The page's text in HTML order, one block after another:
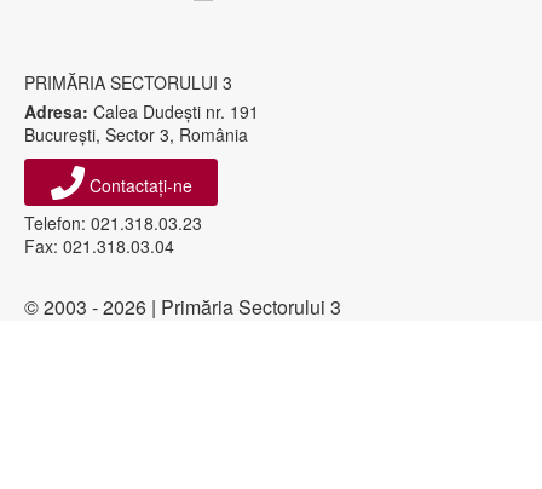
PRIMĂRIA SECTORULUI 3
Adresa: Calea Dudeşti nr. 191
Bucureşti, Sector 3, România
Contactați-ne
Telefon: 021.318.03.23
Fax: 021.318.03.04
© 2003 - 2026 | Primăria Sectorului 3